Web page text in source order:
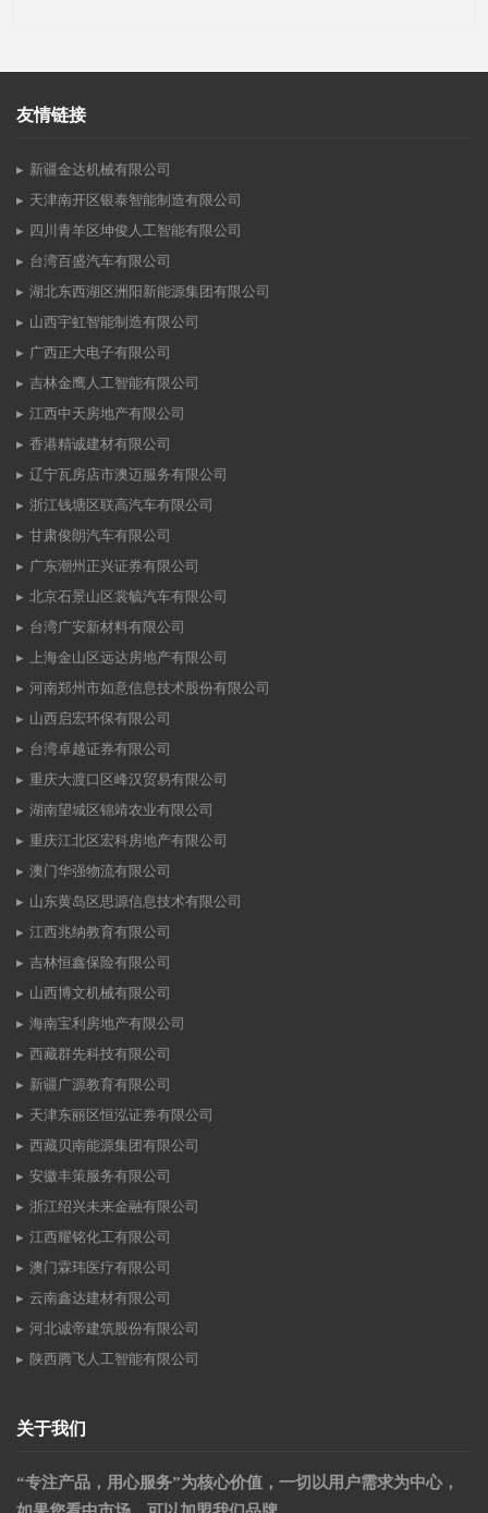
友情链接
新疆金达机械有限公司
天津南开区银泰智能制造有限公司
四川青羊区坤俊人工智能有限公司
台湾百盛汽车有限公司
湖北东西湖区洲阳新能源集团有限公司
山西宇虹智能制造有限公司
广西正大电子有限公司
吉林金鹰人工智能有限公司
江西中天房地产有限公司
香港精诚建材有限公司
辽宁瓦房店市澳迈服务有限公司
浙江钱塘区联高汽车有限公司
甘肃俊朗汽车有限公司
广东潮州正兴证券有限公司
北京石景山区裳毓汽车有限公司
台湾广安新材料有限公司
上海金山区远达房地产有限公司
河南郑州市如意信息技术股份有限公司
山西启宏环保有限公司
台湾卓越证券有限公司
重庆大渡口区峰汉贸易有限公司
湖南望城区锦靖农业有限公司
重庆江北区宏科房地产有限公司
澳门华强物流有限公司
山东黄岛区思源信息技术有限公司
江西兆纳教育有限公司
吉林恒鑫保险有限公司
山西博文机械有限公司
海南宝利房地产有限公司
西藏群先科技有限公司
新疆广源教育有限公司
天津东丽区恒泓证券有限公司
西藏贝南能源集团有限公司
安徽丰策服务有限公司
浙江绍兴未来金融有限公司
江西耀铭化工有限公司
澳门霖玮医疗有限公司
云南鑫达建材有限公司
河北诚帝建筑股份有限公司
陕西腾飞人工智能有限公司
关于我们
“专注产品，用心服务”为核心价值，一切以用户需求为中心，